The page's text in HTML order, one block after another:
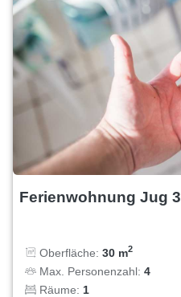
Ferienwohnung Jug 3
Oberfläche: 30 m2
Max. Personenzahl: 4
Räume: 1